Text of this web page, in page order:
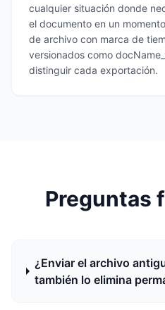
cualquier situación donde
el documento en un
de archivo con marca de
versionados como
distinguir cada exportación.
Preguntas
¿Enviar el archivo
también lo elimina